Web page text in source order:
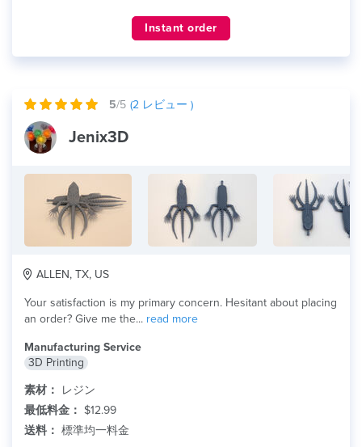
Instant order
5/5 (2 レビュー )
Jenix3D
ALLEN, TX, US
Your satisfaction is my primary concern. Hesitant about placing
an order? Give me the... read more
Manufacturing Service
3D Printing
素材：
レジン
最低料金： $12.99
送料： 標準均一料金